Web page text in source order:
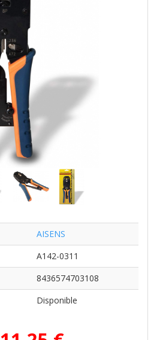
AISENS
A142-0311
8436574703108
Disponible